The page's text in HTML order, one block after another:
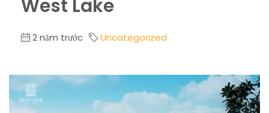
West Lake
2 năm trước Uncategorized